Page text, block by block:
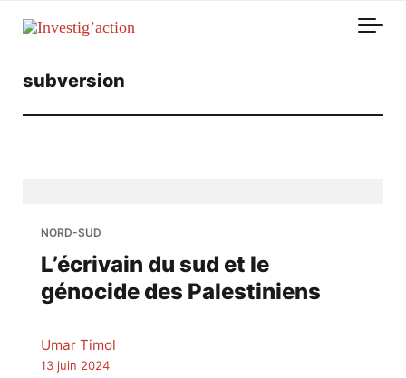
subversion
NORD-SUD
L’écrivain du sud et le
génocide des Palestiniens
Umar Timol
13 juin 2024